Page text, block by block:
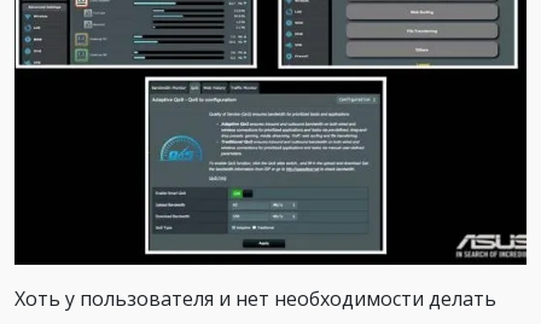
Хоть у пользователя и нет необходимости делать